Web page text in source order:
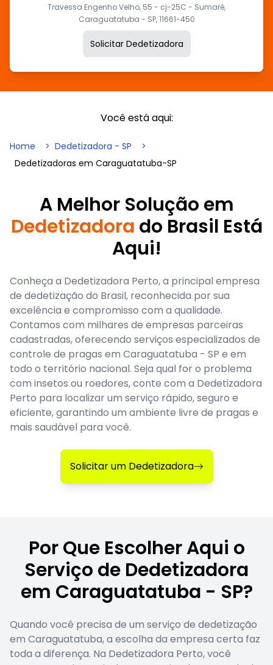
Travessa Engenho Velho, 55 - cj-25C - Sumaré,
Caraguatatuba - SP, 11661-450
Solicitar Dedetizadora
Você está aqui:
Home
Dedetizadora - SP
Dedetizadoras em Caraguatatuba-SP
A Melhor Solução em
Dedetizadora do Brasil Está
Aqui!
Conheça a Dedetizadora Perto, a principal empresa
de dedetização do Brasil, reconhecida por sua
excelência e compromisso com a qualidade.
Contamos com milhares de empresas parceiras
cadastradas, oferecendo serviços especializados de
controle de pragas em Caraguatatuba - SP e em
todo o território nacional. Seja qual for o problema
com insetos ou roedores, conte com a Dedetizadora
Perto para localizar um serviço rápido, seguro e
eficiente, garantindo um ambiente livre de pragas e
mais saudável para você.
Solicitar um Dedetizadora
Por Que Escolher Aqui o
Serviço de Dedetizadora
em Caraguatatuba - SP?
Quando você precisa de um serviço de dedetização
em Caraguatatuba, a escolha da empresa certa faz
toda a diferença. Na Dedetizadora Perto, você